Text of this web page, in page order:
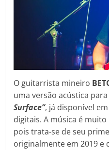
O guitarrista mineiro
uma versão acústica para
Surface”, já disponível
digitais. A música é
pois trata-se de seu
originalmente em 2019 e